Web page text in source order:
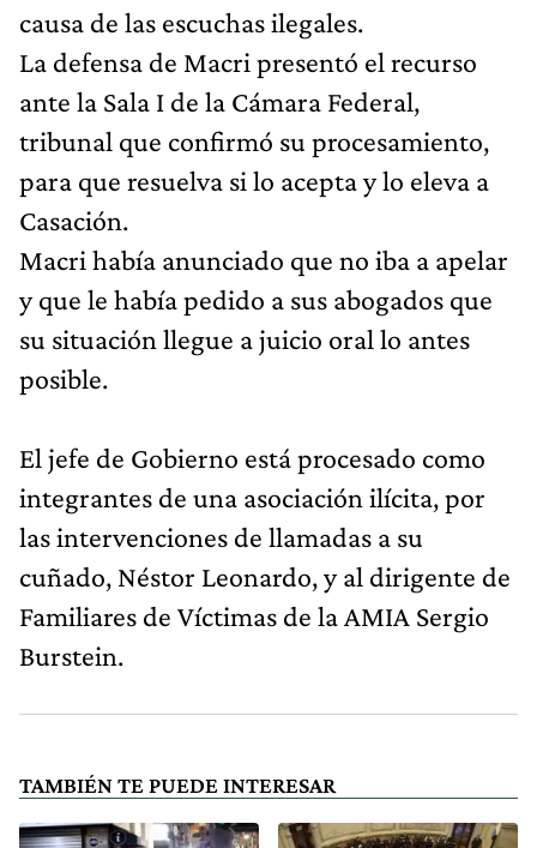
causa de las escuchas ilegales.
La defensa de Macri presentó el recurso
ante la Sala I de la Cámara Federal,
tribunal que confirmó su procesamiento,
para que resuelva si lo acepta y lo eleva a
Casación.
Macri había anunciado que no iba a apelar
y que le había pedido a sus abogados que
su situación llegue a juicio oral lo antes
posible.
El jefe de Gobierno está procesado como
integrantes de una asociación ilícita, por
las intervenciones de llamadas a su
cuñado, Néstor Leonardo, y al dirigente de
Familiares de Víctimas de la AMIA Sergio
Burstein.
TAMBIÉN TE PUEDE INTERESAR